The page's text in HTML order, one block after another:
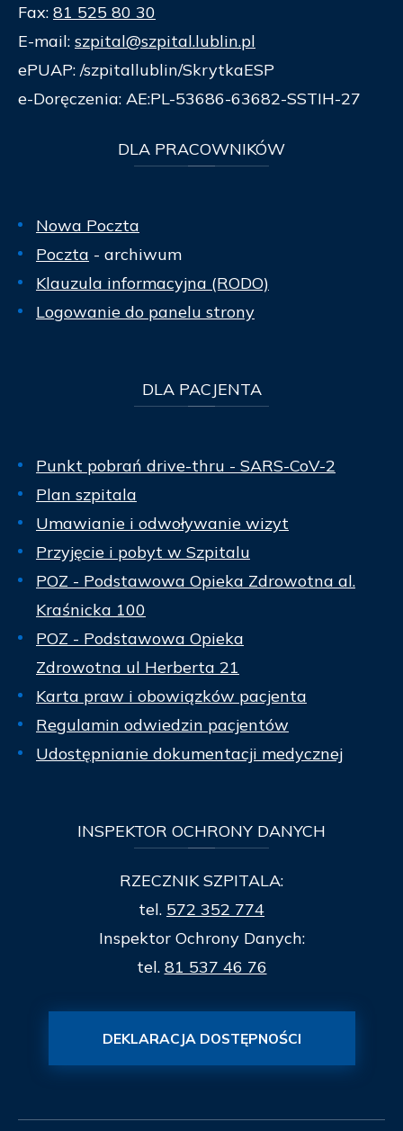
Fax: 81 525 80 30
E-mail: szpital@szpital.lublin.pl
ePUAP: /szpitallublin/SkrytkaESP
e-Doręczenia: AE:PL-53686-63682-SSTIH-27
DLA PRACOWNIKÓW
Nowa Poczta
Poczta - archiwum
Klauzula informacyjna (RODO)
Logowanie do panelu strony
DLAPACJENTA
Punkt pobrań drive-thru - SARS-CoV-2
Plan szpitala
Umawianie i odwoływanie wizyt
Przyjęcie i pobyt w Szpitalu
POZ - Podstawowa Opieka Zdrowotna al.
Kraśnicka 100
POZ - Podstawowa Opieka
Zdrowotna ul Herberta 21
Karta praw i obowiązków pacjenta
Regulamin odwiedzin pacjentów
Udostępnianie dokumentacji medycznej
INSPEKTOR OCHRONY DANYCH
RZECZNIK SZPITALA:
tel. 572 352 774
Inspektor Ochrony Danych:
tel. 81 537 46 76
DEKLARACJA DOSTĘPNOŚCI